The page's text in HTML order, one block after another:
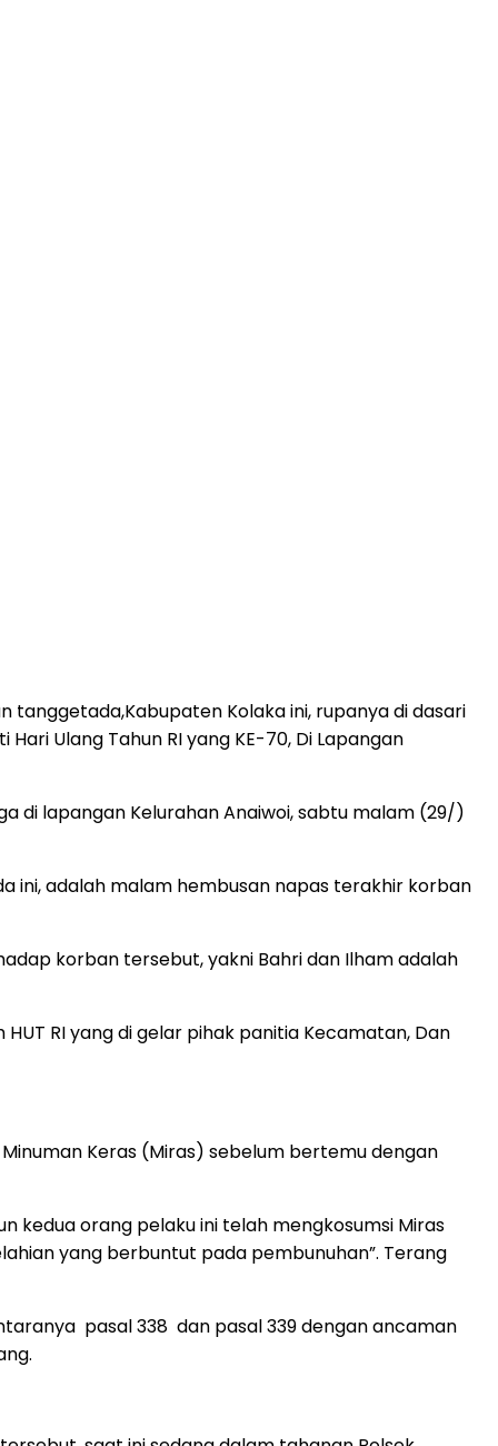
Kolaka ini, rupanya di dasari
Ulang Tahun RI yang KE-70, Di Lapangan
di lapangan Kelurahan Anaiwoi, sabtu malam (29/)
ini, adalah malam hembusan napas terakhir korban
korban tersebut, yakni Bahri dan Ilham adalah
RI yang di gelar pihak panitia Kecamatan, Dan
Keras (Miras) sebelum bertemu dengan
kedua orang pelaku ini telah mengkosumsi Miras
yang berbuntut pada pembunuhan”. Terang
pasal 338 dan pasal 339 dengan ancaman